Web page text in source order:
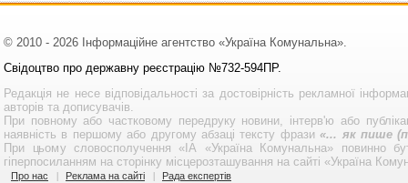
© 2010 - 2026 Інформаційне агентство «Україна Комунальна».
Свідоцтво про державну реєстрацію №732-594ПР.
Редакція не несе відповідальності за достовірність рекламної
авторів та дописувачів.
При повному або частковому передруку новини, інтерв'ю або
наявність в першому або другому абзаці тексту фрази«... як пише
При цьому словосполучення «ІА «Україна Комунальна» повинно
гіперпосиланням на сторінку місцерозташування на сайті «Україна
Про нас Реклама на сайті Рада експертів